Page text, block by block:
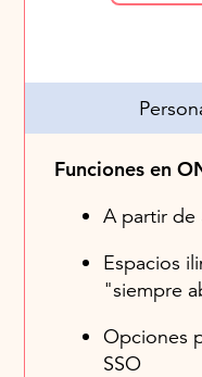
Funciones en
A partir de
Espacios
"siempre
Opciones
SSO